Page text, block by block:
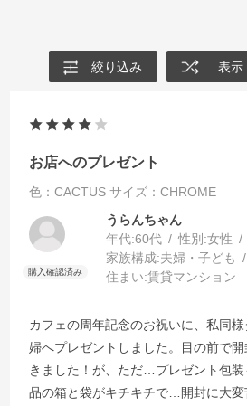
絞り込み 表示
お店へのプレゼント
色：CACTUS サイズ：CHROME
うらんちゃん
年代:60代 性別:女性
家族構成:夫婦・子ども
住まい:賃貸マンション
カフェの周年記念のお祝いに、私同
婦へプレゼントしました。目の前で
きました！が、ただ…プレゼント包
品の箱と袋がキチキチで…開封に大